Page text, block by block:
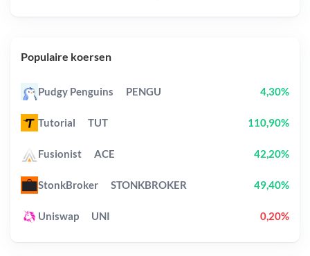
Populaire koersen
Pudgy Penguins PENGU 4,30%
Tutorial TUT 110,90%
Fusionist ACE 42,20%
StonkBroker STONKBROKER 49,40%
Uniswap UNI 0,20%